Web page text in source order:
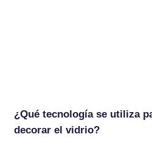
¿Qué tecnología se utiliza
decorar el vidrio?